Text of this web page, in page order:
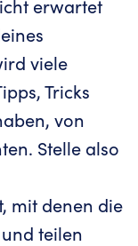
erwartet
viele
Tricks
von
Stelle also
mit denen die
teilen